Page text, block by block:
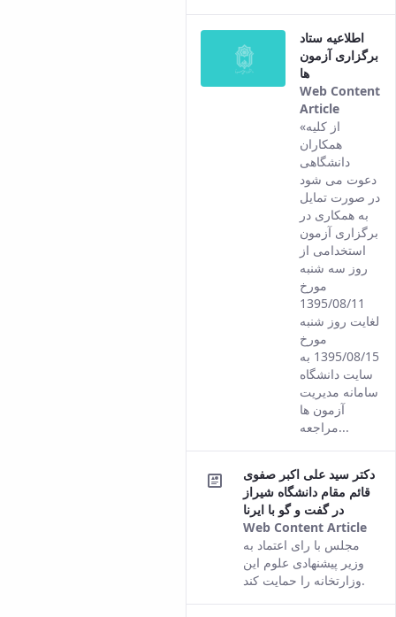
اطلاعیه ستاد
برگزاری آزمون
ها
Web Content
Article
comes
from
the
Persian
version
of this
«از کلیه
همکاران
دانشگاهی
دعوت می شود
در صورت تمایل
به همکاری در
برگزاری آزمون
استخدامی از
روز سه شنبه
مورخ
1395/08/11
لغایت روز شنبه
مورخ
1395/08/15 به
سایت دانشگاه
سامانه مدیریت
آزمون ها
مراجعه...
دکتر سید علی اکبر صفوی
قائم مقام دانشگاه شیراز
در گفت و گو با ایرنا
Web Content Article
مجلس با رای اعتماد به
وزیر پیشنهادی علوم این
وزارتخانه را حمایت کند.